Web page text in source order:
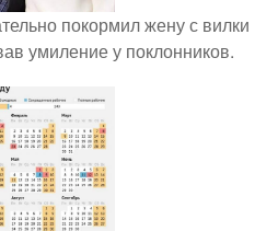
покормил жену с вилки
умиление у поклонников.